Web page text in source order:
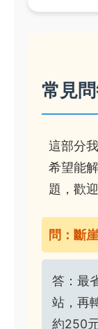
常見
這部分
希望能
題，歡
問：斷
答：最
站，再
約250